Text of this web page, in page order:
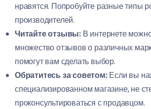
нравятся. Попробуйте разные типы
производителей.
Читайте отзывы: В интернете
множество отзывов о различных
помогут вам сделать выбор.
Обратитесь за советом:Если вы
специализированном магазине, не
проконсультироваться с продавцом.